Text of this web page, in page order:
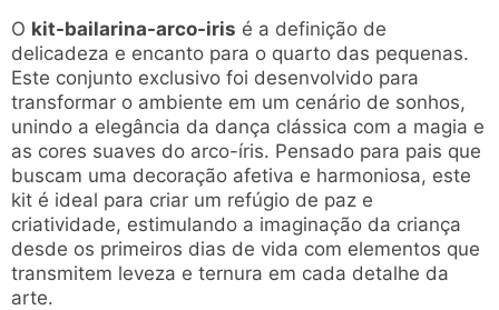
O kit-bailarina-arco-iris é a definição de
delicadeza e encanto para o quarto das pequenas.
Este conjunto exclusivo foi desenvolvido para
transformar o ambiente em um cenário de sonhos,
unindo a elegância da dança clássica com a magia e
as cores suaves do arco-íris. Pensado para pais que
buscam uma decoração afetiva e harmoniosa, este
kit é ideal para criar um refúgio de paz e
criatividade, estimulando a imaginação da criança
desde os primeiros dias de vida com elementos que
transmitem leveza e ternura em cada detalhe da
arte.